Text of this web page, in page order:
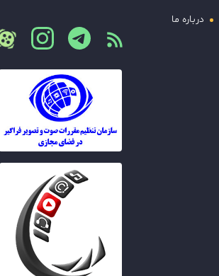
درباره ما